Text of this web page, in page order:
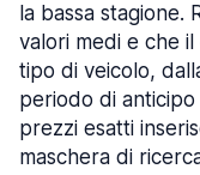
la bassa
valori medi e che
tipo di veicolo,
periodo di
prezzi esatti
maschera di